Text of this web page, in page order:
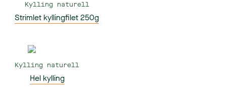
Kylling naturell
Strimlet kyllingfilet 250g
Kylling naturell
Hel kylling